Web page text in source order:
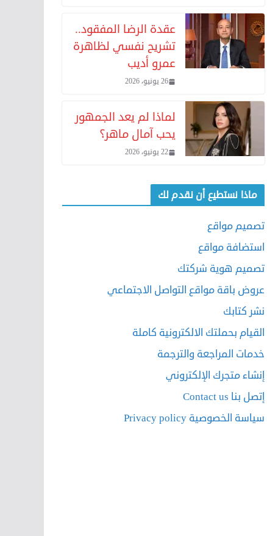
عقدة الرضا المفقود..
تشريح نفسي لظاهرة
عمرو أديب
26 يونيو، 2026
لماذا لم يعد الجمهور
يحب آمال ماهر؟
22 يونيو، 2026
ماذا نستطيع أن نقدم لك
تصميم مواقع
استضافة مواقع
تصميم هوية شركتك
عروض باقة مواقع التواصل الاجتماعي
نشر كتابك
القيام بحملتك الالكترونية كاملة
خدمات المراجعة والترجمة
إنشاء متجرك الإلكتروني
إتصل بنا Contact us
سياسة الخصوصية Privacy policy